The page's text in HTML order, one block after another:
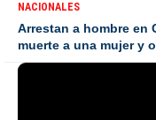
NACIONALES
Arrestan a hombre en
muerte a una mujer y